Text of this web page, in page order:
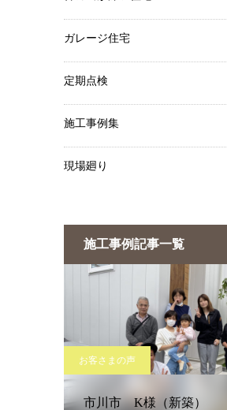
ガレージ住宅
定期点検
施工事例集
現場廻り
施工事例記事一覧
お客さまの声
市川市 K様（新築）